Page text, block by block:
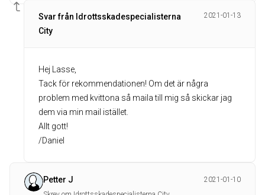
Svar från Idrottsskadespecialisterna
City
2021-01-13
Hej Lasse,
Tack för rekommendationen! Om det är några
problem med kvittona så maila till mig så skickar jag
dem via min mail istället.
Allt gott!
/Daniel
Petter J
2021-01-10